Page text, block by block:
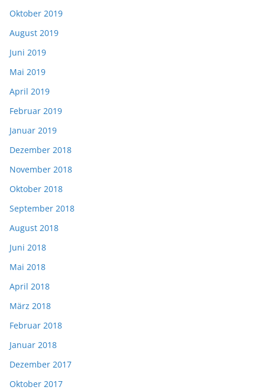
Oktober 2019
August 2019
Juni 2019
Mai 2019
April 2019
Februar 2019
Januar 2019
Dezember 2018
November 2018
Oktober 2018
September 2018
August 2018
Juni 2018
Mai 2018
April 2018
März 2018
Februar 2018
Januar 2018
Dezember 2017
Oktober 2017